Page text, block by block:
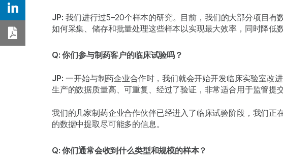
Share on Linkedin
Download PDF
JP: 我们进行过5–20个样本的研究。目前，我们的大部分项目
如何采集、储存和批量处理这些样本以实现最大效率，同时降低
Q: 你们参与制药客户的临床试验吗？
JP: 一开始与制药企业合作时，我们就会开始开发临床实验室改
生产的数据质量高、可重复、经过了验证，非常适合用于监管提交
我们的几家制药企业合作伙伴已经进入了临床试验阶段，我们
的数据中提取尽可能多的信息。
Q: 你们通常会收到什么类型和规模的样本？